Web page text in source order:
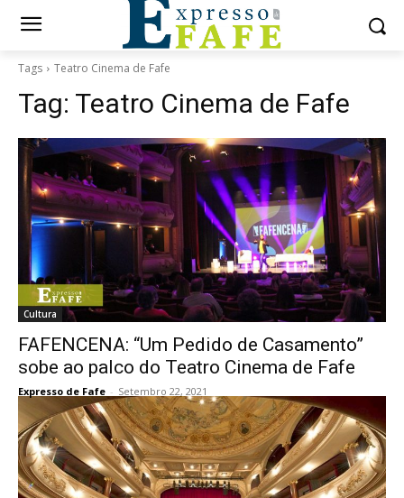
Tags Teatro Cinema de Fafe
Tag: Teatro Cinema de Fafe
Cultura
FAFENCENA: “Um Pedido de Casamento”
sobe ao palco do Teatro Cinema de Fafe
Expresso de Fafe - Setembro 22, 2021